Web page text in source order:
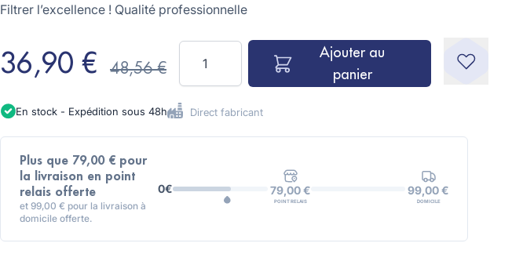
Filtrer l’excellence ! Qualité professionnelle
36,90 € 48,56 €
Quantité
Ajouter au
panier
En stock - Expédition sous 48h Direct fabricant
Plus que 79,00 € pour
la livraison en point
relais offerte
et 99,00 € pour la livraison à
domicile offerte.
0€ 79,00 €
POINT RELAIS
99,00 €
DOMICILE